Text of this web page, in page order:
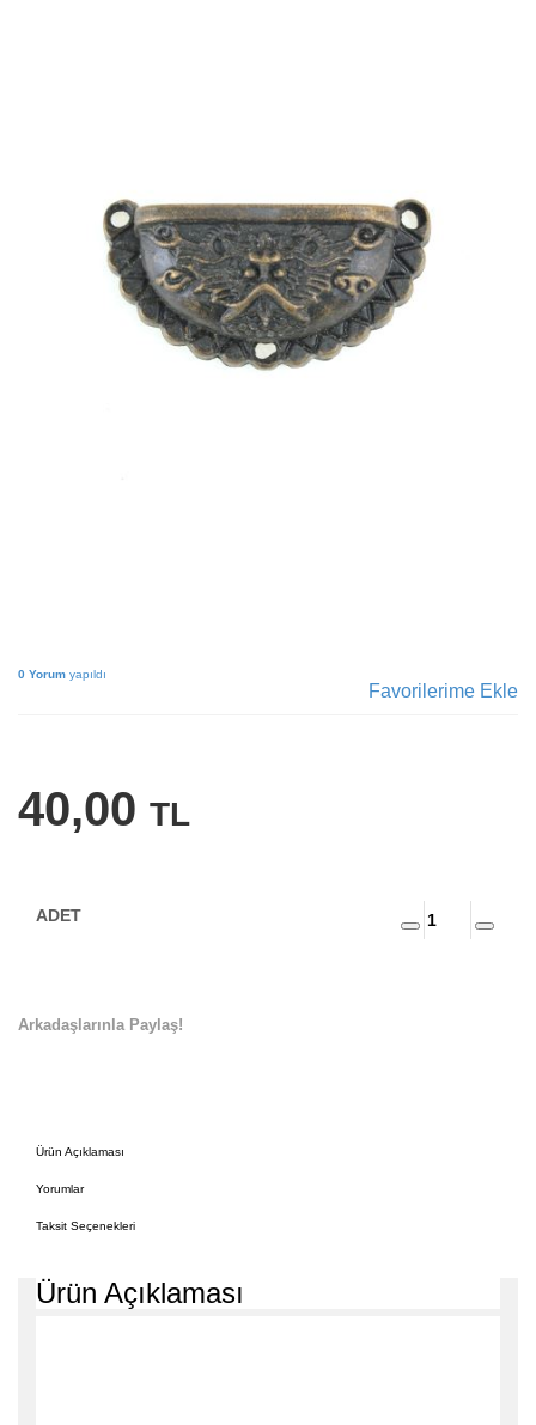
0 Yorum yapıldı
Favorilerime Ekle
40,00 TL
Arkadaşlarınla Paylaş!
Ürün Açıklaması
Yorumlar
Taksit Seçenekleri
Ürün Açıklaması